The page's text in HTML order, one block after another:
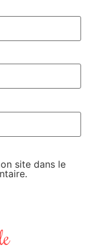
site dans le